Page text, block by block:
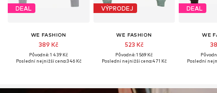
DEAL
WE FASHION
389 Kč
Původně: 1 439 Kč
Poslední nejnižší cena:346 Kč
VÝPRODEJ
WE FASHION
523 Kč
Původně: 1 569 Kč
Poslední nejnižší cena:471 Kč
DEAL
WE
Poslední